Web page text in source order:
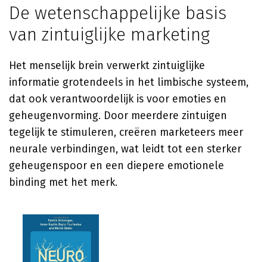
De wetenschappelijke basis
van zintuiglijke marketing
Het menselijk brein verwerkt zintuiglijke
informatie grotendeels in het limbische systeem,
dat ook verantwoordelijk is voor emoties en
geheugenvorming. Door meerdere zintuigen
tegelijk te stimuleren, creëren marketeers meer
neurale verbindingen, wat leidt tot een sterker
geheugenspoor en een diepere emotionele
binding met het merk.